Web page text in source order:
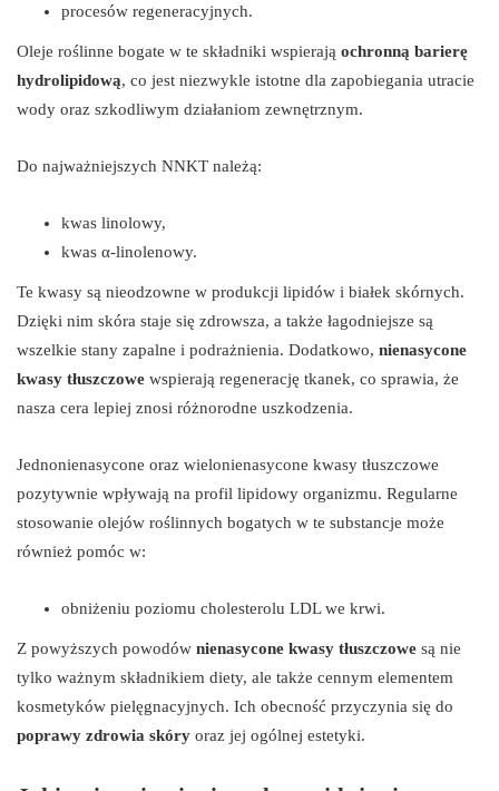
procesów regeneracyjnych.
Oleje roślinne bogate w te składniki wspierają ochronną barierę
hydrolipidową, co jest niezwykle istotne dla zapobiegania utracie
wody oraz szkodliwym działaniom zewnętrznym.
Do najważniejszych NNKT należą:
kwas linolowy,
kwas α-linolenowy.
Te kwasy są nieodzowne w produkcji lipidów i białek skórnych.
Dzięki nim skóra staje się zdrowsza, a także łagodniejsze są
wszelkie stany zapalne i podrażnienia. Dodatkowo, nienasycone
kwasy tłuszczowe wspierają regenerację tkanek, co sprawia, że
nasza cera lepiej znosi różnorodne uszkodzenia.
Jednonienasycone oraz wielonienasycone kwasy tłuszczowe
pozytywnie wpływają na profil lipidowy organizmu. Regularne
stosowanie olejów roślinnych bogatych w te substancje może
również pomóc w:
obniżeniu poziomu cholesterolu LDL we krwi.
Z powyższych powodów nienasycone kwasy tłuszczowe są nie
tylko ważnym składnikiem diety, ale także cennym elementem
kosmetyków pielęgnacyjnych. Ich obecność przyczynia się do
poprawy zdrowia skóry oraz jej ogólnej estetyki.